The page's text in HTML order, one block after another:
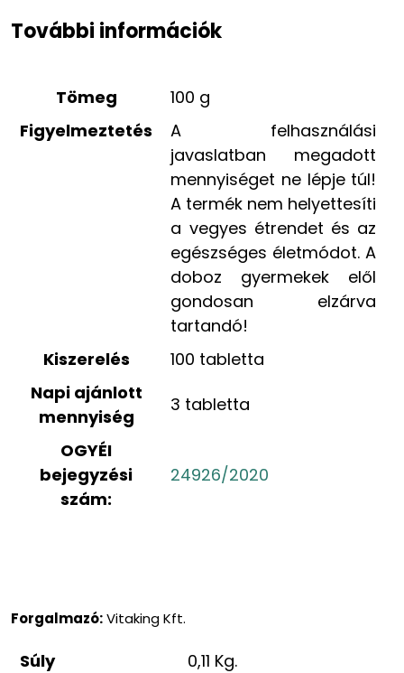
További információk
Tömeg
100 g
Figyelmeztetés
A felhasználási
javaslatban megadott
mennyiséget ne lépje túl!
A termék nem helyettesíti
a vegyes étrendet és az
egészséges életmódot. A
doboz gyermekek elől
gondosan elzárva
tartandó!
Kiszerelés
100 tabletta
Napi ajánlott
mennyiség
3 tabletta
OGYÉI
bejegyzési
szám:
24926/2020
Forgalmazó:Vitaking Kft.
Súly
0,11 Kg.